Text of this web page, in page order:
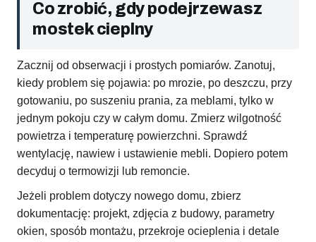
Co zrobić, gdy podejrzewasz
mostek cieplny
Zacznij od obserwacji i prostych pomiarów. Zanotuj,
kiedy problem się pojawia: po mrozie, po deszczu, przy
gotowaniu, po suszeniu prania, za meblami, tylko w
jednym pokoju czy w całym domu. Zmierz wilgotność
powietrza i temperaturę powierzchni. Sprawdź
wentylację, nawiew i ustawienie mebli. Dopiero potem
decyduj o termowizji lub remoncie.
Jeżeli problem dotyczy nowego domu, zbierz
dokumentację: projekt, zdjęcia z budowy, parametry
okien, sposób montażu, przekroje ocieplenia i detale